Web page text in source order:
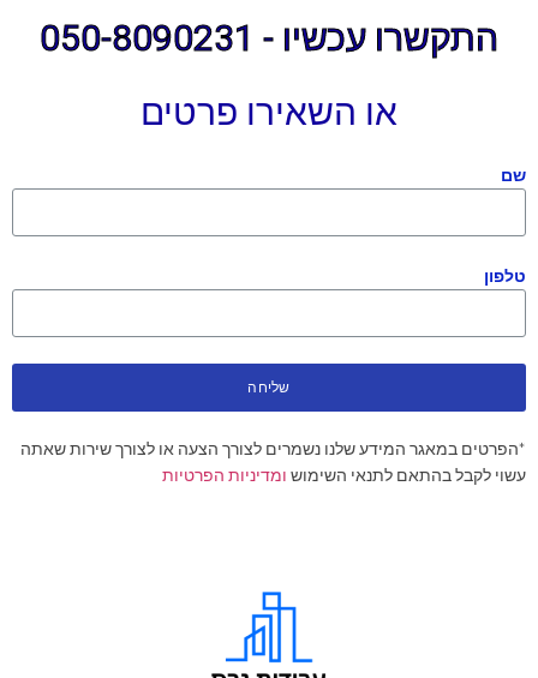
התקשרו עכשיו - 050-8090231
או השאירו פרטים
שם
טלפון
שליחה
*הפרטים במאגר המידע שלנו נשמרים לצורך הצעה או לצורך שירות שאתה
עשוי לקבל בהתאם לתנאי השימוש ומדיניות הפרטיות